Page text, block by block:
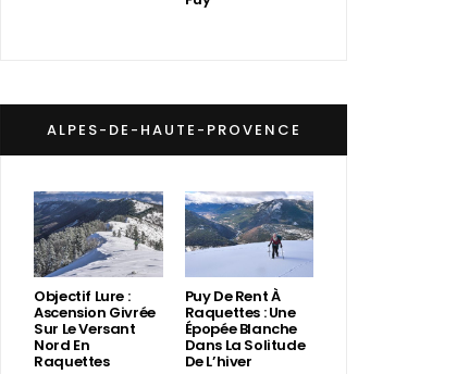
ALPES-DE-HAUTE-PROVENCE
Objectif Lure :
Ascension Givrée
Sur Le Versant
Nord En
Raquettes
Puy De Rent À
Raquettes : Une
Épopée Blanche
Dans La Solitude
De L’hiver